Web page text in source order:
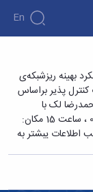
En
با عنوان:
بهینه
براساس
پژوهشگر:
بهینه ریزشبکه‌ی
پذیر براساس
لک با
راهنمایی آقای دکتر محمد حسن مرادی در 03/07/97 ، ساعت 15 مکان:
اطلاعات یبشتر به